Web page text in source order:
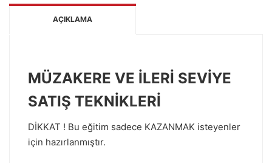
AÇIKLAMA
MÜZAKERE VE İLERİ SEVİYE
SATIŞ TEKNİKLERİ
DİKKAT ! Bu eğitim sadece KAZANMAK isteyenler
için hazırlanmıştır.